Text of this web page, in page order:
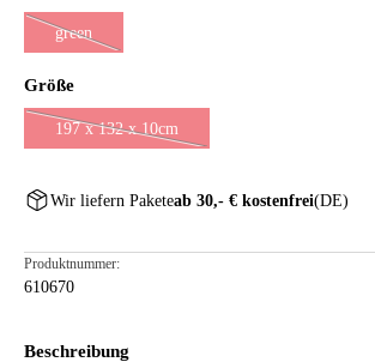
green
(Diese Option ist zurzeit nicht verfügbar.)
Größeauswählen
197 x 132 x 10cm
(Diese Option ist zurzeit nicht verfügbar.)
Wir liefern Paketeab 30,- € kostenfrei(DE)
Produktnummer:
610670
Beschreibung